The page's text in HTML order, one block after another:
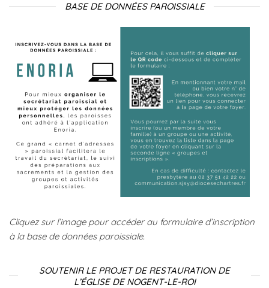
BASE DE DONNÉES PAROISSIALE
Cliquez sur l’image pour accéder au formulaire d’inscription
à la base de données paroissiale.
SOUTENIR LE PROJET DE RESTAURATION DE
L’ÉGLISE DE NOGENT-LE-ROI